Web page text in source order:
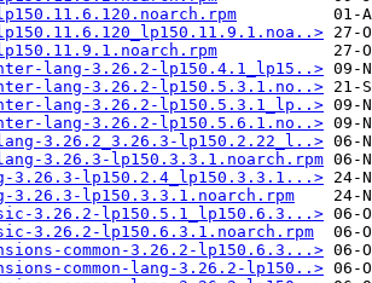
lang-3.26.2-lp150.4.1_lp15..>
lang-3.26.2-lp150.5.3.1.no..>
lang-3.26.2-lp150.5.3.1_lp..>
lang-3.26.2-lp150.5.6.1.no..>
lang-3.26.2_3.26.3-lp150.2.22_l..>
lang-3.26.3-lp150.3.3.1.noarch.rpm
3.26.3-lp150.2.4_lp150.3.3.1...>
3.26.3-lp150.3.3.1.noarch.rpm
3.26.2-lp150.5.1_lp150.6.3...>
3.26.2-lp150.6.3.1.noarch.rpm
common-3.26.2-lp150.6.3...>
common-lang-3.26.2-lp150..>